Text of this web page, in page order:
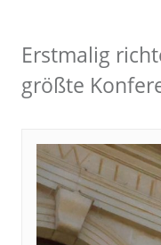
Erstmalig
größte